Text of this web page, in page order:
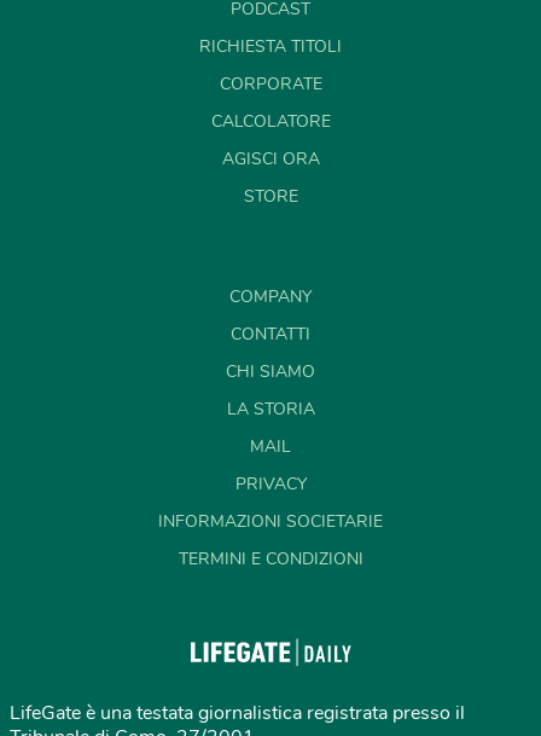
PODCAST
RICHIESTA TITOLI
CORPORATE
CALCOLATORE
AGISCI ORA
STORE
COMPANY
CONTATTI
CHI SIAMO
LA STORIA
MAIL
PRIVACY
INFORMAZIONI SOCIETARIE
TERMINI E CONDIZIONI
LifeGate è una testata giornalistica registrata presso il